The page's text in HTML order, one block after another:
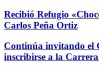
Recibió Refugio
Carlos Peña Ortiz
Continúa invitando el
inscribirse a la